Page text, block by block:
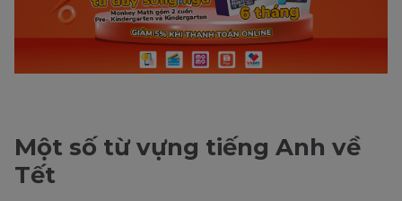
Một số từ vựng tiếng Anh về
Tết